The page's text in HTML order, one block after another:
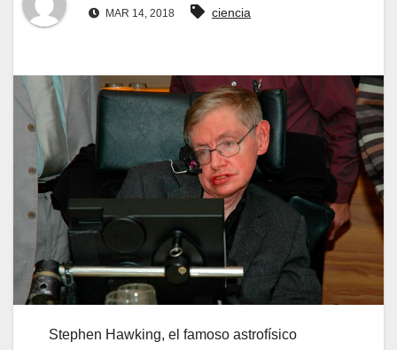
MAR 14, 2018 ciencia
Stephen Hawking, el famoso astrofísico